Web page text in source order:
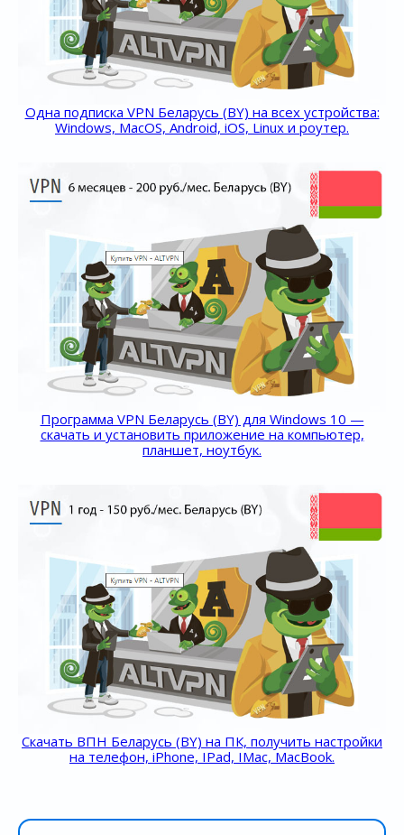
Одна подписка VPN Беларусь (BY) на всех устройства:
Windows, MacOS, Android, iOS, Linux и роутер.
Программа VPN Беларусь (BY) для Windows 10 —
скачать и установить приложение на компьютер,
планшет, ноутбук.
Скачать ВПН Беларусь (BY) на ПК, получить настройки
на телефон, iPhone, IPad, IMac, MacBook.